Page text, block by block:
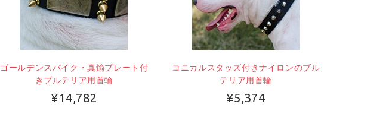
ゴールデンスパイク・真鍮プレート付
きブルテリア用首輪
¥14,782
コニカルスタッズ付きナイロンのブル
テリア用首輪
¥5,374